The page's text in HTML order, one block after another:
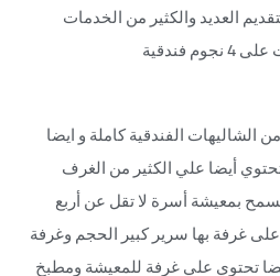
العديد والكثير من الخدمات
الفندقية كاملة و ايضا
أيضا علي الكثير من الغرف
بمعيشة أسرة لا تقل عن أربع
على غرفة بها سرير كبير الحجم وغرفة
تحتوي علي غرفة للمعيشة ومطبخ